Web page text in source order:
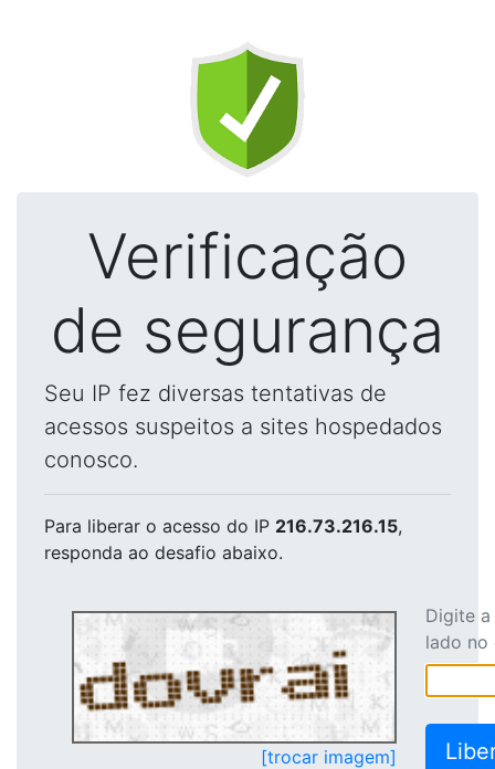
Verificação
de segurança
Seu IP fez diversas tentativas de
acessos suspeitos a sites hospedados
conosco.
Para liberar o acesso do IP 216.73.216.15,
responda ao desafio abaixo.
[trocar imagem]
Digite
lado no